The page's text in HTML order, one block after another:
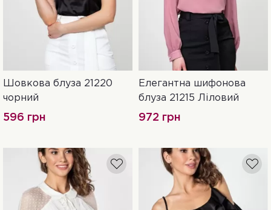
42 44 46
Шовкова блуза 21220
чорний
596 грн
42 44 46
Елегантна шифонова
блуза 21215 Ліловий
972 грн